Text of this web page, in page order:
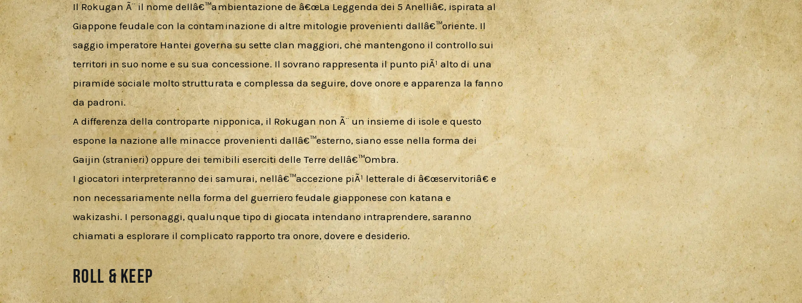
Il Rokugan Ã¨ il nome dellâ€™ambientazione de â€œLa Leggenda dei 5 Anelliâ€, ispirata al
Giappone feudale con la contaminazione di altre mitologie provenienti dallâ€™oriente. Il
saggio imperatore Hantei governa su sette clan maggiori, che mantengono il controllo sui
territori in suo nome e su sua concessione. Il sovrano rappresenta il punto piÃ¹ alto di una
piramide sociale molto strutturata e complessa da seguire, dove onore e apparenza la fanno
da padroni.
A differenza della controparte nipponica, il Rokugan non Ã¨ un insieme di isole e questo
espone la nazione alle minacce provenienti dallâ€™esterno, siano esse nella forma dei
Gaijin (stranieri) oppure dei temibili eserciti delle Terre dellâ€™Ombra.
I giocatori interpreteranno dei samurai, nellâ€™accezione piÃ¹ letterale di â€œservitoriâ€ e
non necessariamente nella forma del guerriero feudale giapponese con katana e
wakizashi. I personaggi, qualunque tipo di giocata intendano intraprendere, saranno
chiamati a esplorare il complicato rapporto tra onore, dovere e desiderio.
Roll & Keep